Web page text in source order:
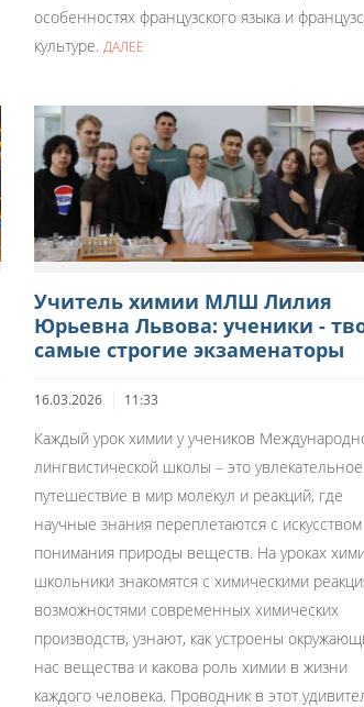
особенностях французского языка и
культуре. ДАЛЕЕ
Учитель химии МЛШ Лилия
Юрьевна Львова: ученики -
самые строгие экзаменаторы
16.03.2026 11:33
Каждый урок химии у учеников
лингвистической школы – это увлекательное
путешествие в мир молекул и реакций, где
научные знания переплетаются с искусством
понимания природы веществ. На уроках
школьники знакомятся с химическими
возможностями современных химических
производств, узнают, как устроены
нас вещества и какова роль химии в жизни
каждого человека. Проводник в этот